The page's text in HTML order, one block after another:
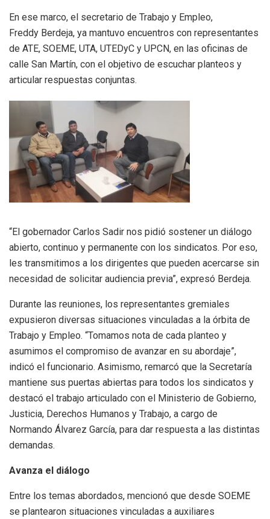
En ese marco, el secretario de Trabajo y Empleo,
Freddy Berdeja, ya mantuvo encuentros con representantes
de ATE, SOEME, UTA, UTEDyC y UPCN, en las oficinas de
calle San Martín, con el objetivo de escuchar planteos y
articular respuestas conjuntas.
“El gobernador Carlos Sadir nos pidió sostener un diálogo
abierto, continuo y permanente con los sindicatos. Por eso,
les transmitimos a los dirigentes que pueden acercarse sin
necesidad de solicitar audiencia previa”, expresó Berdeja.
Durante las reuniones, los representantes gremiales
expusieron diversas situaciones vinculadas a la órbita de
Trabajo y Empleo. “Tomamos nota de cada planteo y
asumimos el compromiso de avanzar en su abordaje”,
indicó el funcionario. Asimismo, remarcó que la Secretaría
mantiene sus puertas abiertas para todos los sindicatos y
destacó el trabajo articulado con el Ministerio de Gobierno,
Justicia, Derechos Humanos y Trabajo, a cargo de
Normando Álvarez García, para dar respuesta a las distintas
demandas.
Avanza el diálogo
Entre los temas abordados, mencionó que desde SOEME
se plantearon situaciones vinculadas a auxiliares